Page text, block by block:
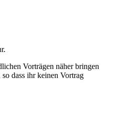
Vorträgen näher bringen
dass ihr keinen Vortrag